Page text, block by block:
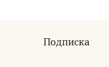
Подписка